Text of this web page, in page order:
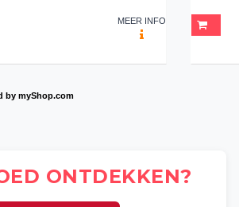
MEER INFO
by myShop.com
ONTDEKKEN?